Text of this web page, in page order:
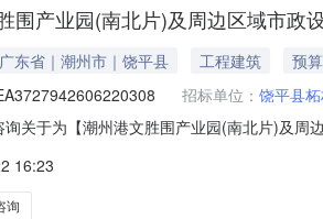
围产业园(南北片)及周边区域市
广东省｜潮州市｜饶平县 工程建筑
预
招标单位： 饶平县
询关于为【潮州港文胜围产业园(南北片)及
北片)及周边区域市政设施管理与维护项目（
16:23
询